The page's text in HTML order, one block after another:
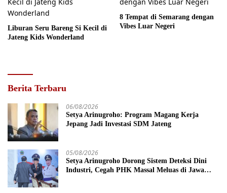
Liburan Seru Bareng Si Kecil di
Jateng Kids Wonderland
8 Tempat di Semarang dengan
Vibes Luar Negeri
Berita Terbaru
06/08/2026
Setya Arinugroho: Program Magang Kerja
Jepang Jadi Investasi SDM Jateng
05/08/2026
Setya Arinugroho Dorong Sistem Deteksi Dini
Industri, Cegah PHK Massal Meluas di Jawa